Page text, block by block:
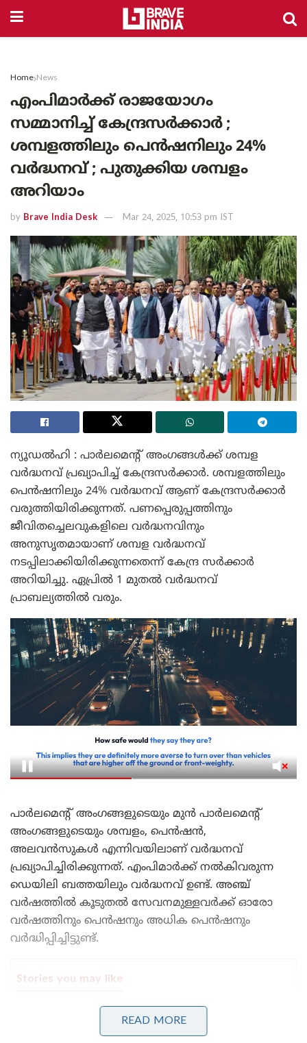
Home News
എംപിമാർക്ക് രാജയോഗം
സമ്മാനിച്ച് കേന്ദ്രസർക്കാർ ;
ശമ്പളത്തിലും പെൻഷനിലും 24%
വർദ്ധനവ് ; പുതുക്കിയ ശമ്പളം
അറിയാം
by Brave India Desk Mar 24, 2025, 10:53 pm IST
ന്യൂഡൽഹി : പാർലമെന്റ് അംഗങ്ങൾക്ക് ശമ്പള
വർദ്ധനവ് പ്രഖ്യാപിച്ച് കേന്ദ്രസർക്കാർ. ശമ്പളത്തിലും
പെൻഷനിലും 24% വർദ്ധനവ് ആണ് കേന്ദ്രസർക്കാർ
വരുത്തിയിരിക്കുന്നത്. പണപ്പെരുപ്പത്തിനും
ജീവിതച്ചെലവുകളിലെ വർദ്ധനവിനും
അനുസൃതമായാണ് ശമ്പള വർദ്ധനവ്
നടപ്പിലാക്കിയിരിക്കുന്നതെന്ന് കേന്ദ്ര സർക്കാർ
അറിയിച്ചു. ഏപ്രിൽ 1 മുതൽ വർദ്ധനവ്
പ്രാബല്യത്തിൽ വരും.
പാർലമെന്റ് അംഗങ്ങളുടെയും മുൻ പാർലമെന്റ്
അംഗങ്ങളുടെയും ശമ്പളം, പെൻഷൻ,
അലവൻസുകൾ എന്നിവയിലാണ് വർദ്ധനവ്
പ്രഖ്യാപിച്ചിരിക്കുന്നത്. എംപിമാർക്ക് നൽകിവരുന്ന
ഡെയിലി ബത്തയിലും വർദ്ധനവ് ഉണ്ട്. അഞ്ച്
വർഷത്തിൽ കൂടുതൽ സേവനമുള്ളവർക്ക് ഓരോ
വർഷത്തിനും പെൻഷനും അധിക പെൻഷനും
വർദ്ധിപ്പിച്ചിട്ടുണ്ട്.
Stories you may like
‘ഗുണ്ടാത്തലവൻ അതീഖ് അഹമ്മദിന്റെ ഇളയ മകനും
വാഹനാപകടത്തിൽ കൊല്ലപ്പെട്ടു; ജയിലിലുള്ള
സഹോദരനെ കാണാൻ പോകും വഴി ദുരന്തം
READ MORE